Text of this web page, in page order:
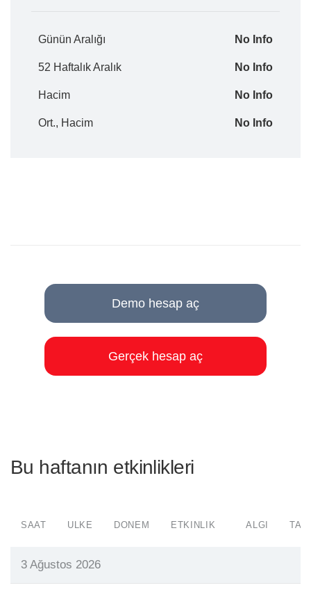
Günün Aralığı No Info
52 Haftalık Aralık No Info
Hacim No Info
Ort., Hacim No Info
Demo hesap aç
Gerçek hesap aç
Bu haftanın etkinlikleri
SAAT ÜLKE DÖNEM ETKINLIK ALGI
3 Ağustos 2026